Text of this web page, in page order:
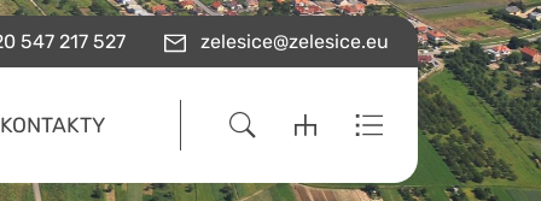
547 217 527 zelesice@zelesice.eu
KONTAKTY